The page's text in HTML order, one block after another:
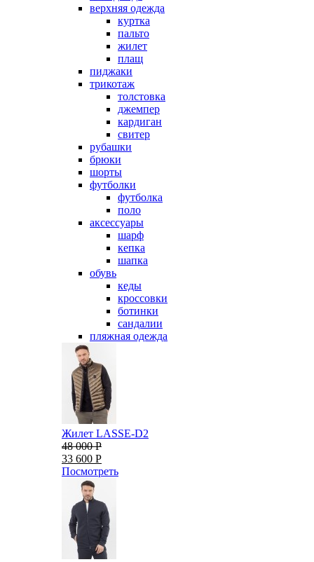
верхняя одежда
куртка
пальто
жилет
плащ
пиджаки
трикотаж
толстовка
джемпер
кардиган
свитер
рубашки
брюки
шорты
футболки
футболка
поло
аксессуары
шарф
кепка
шапка
обувь
кеды
кроссовки
ботинки
сандалии
пляжная одежда
Жилет LASSE-D2
48 000 Р
33 600 Р
Посмотреть